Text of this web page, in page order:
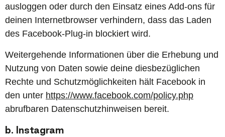
ausloggen oder durch den Einsatz eines Add-ons für
deinen Internetbrowser verhindern, dass das Laden
des Facebook-Plug-in blockiert wird.
Weitergehende Informationen über die Erhebung und
Nutzung von Daten sowie deine diesbezüglichen
Rechte und Schutzmöglichkeiten hält Facebook in
den unter https://www.facebook.com/policy.php
abrufbaren Datenschutzhinweisen bereit.
b. Instagram